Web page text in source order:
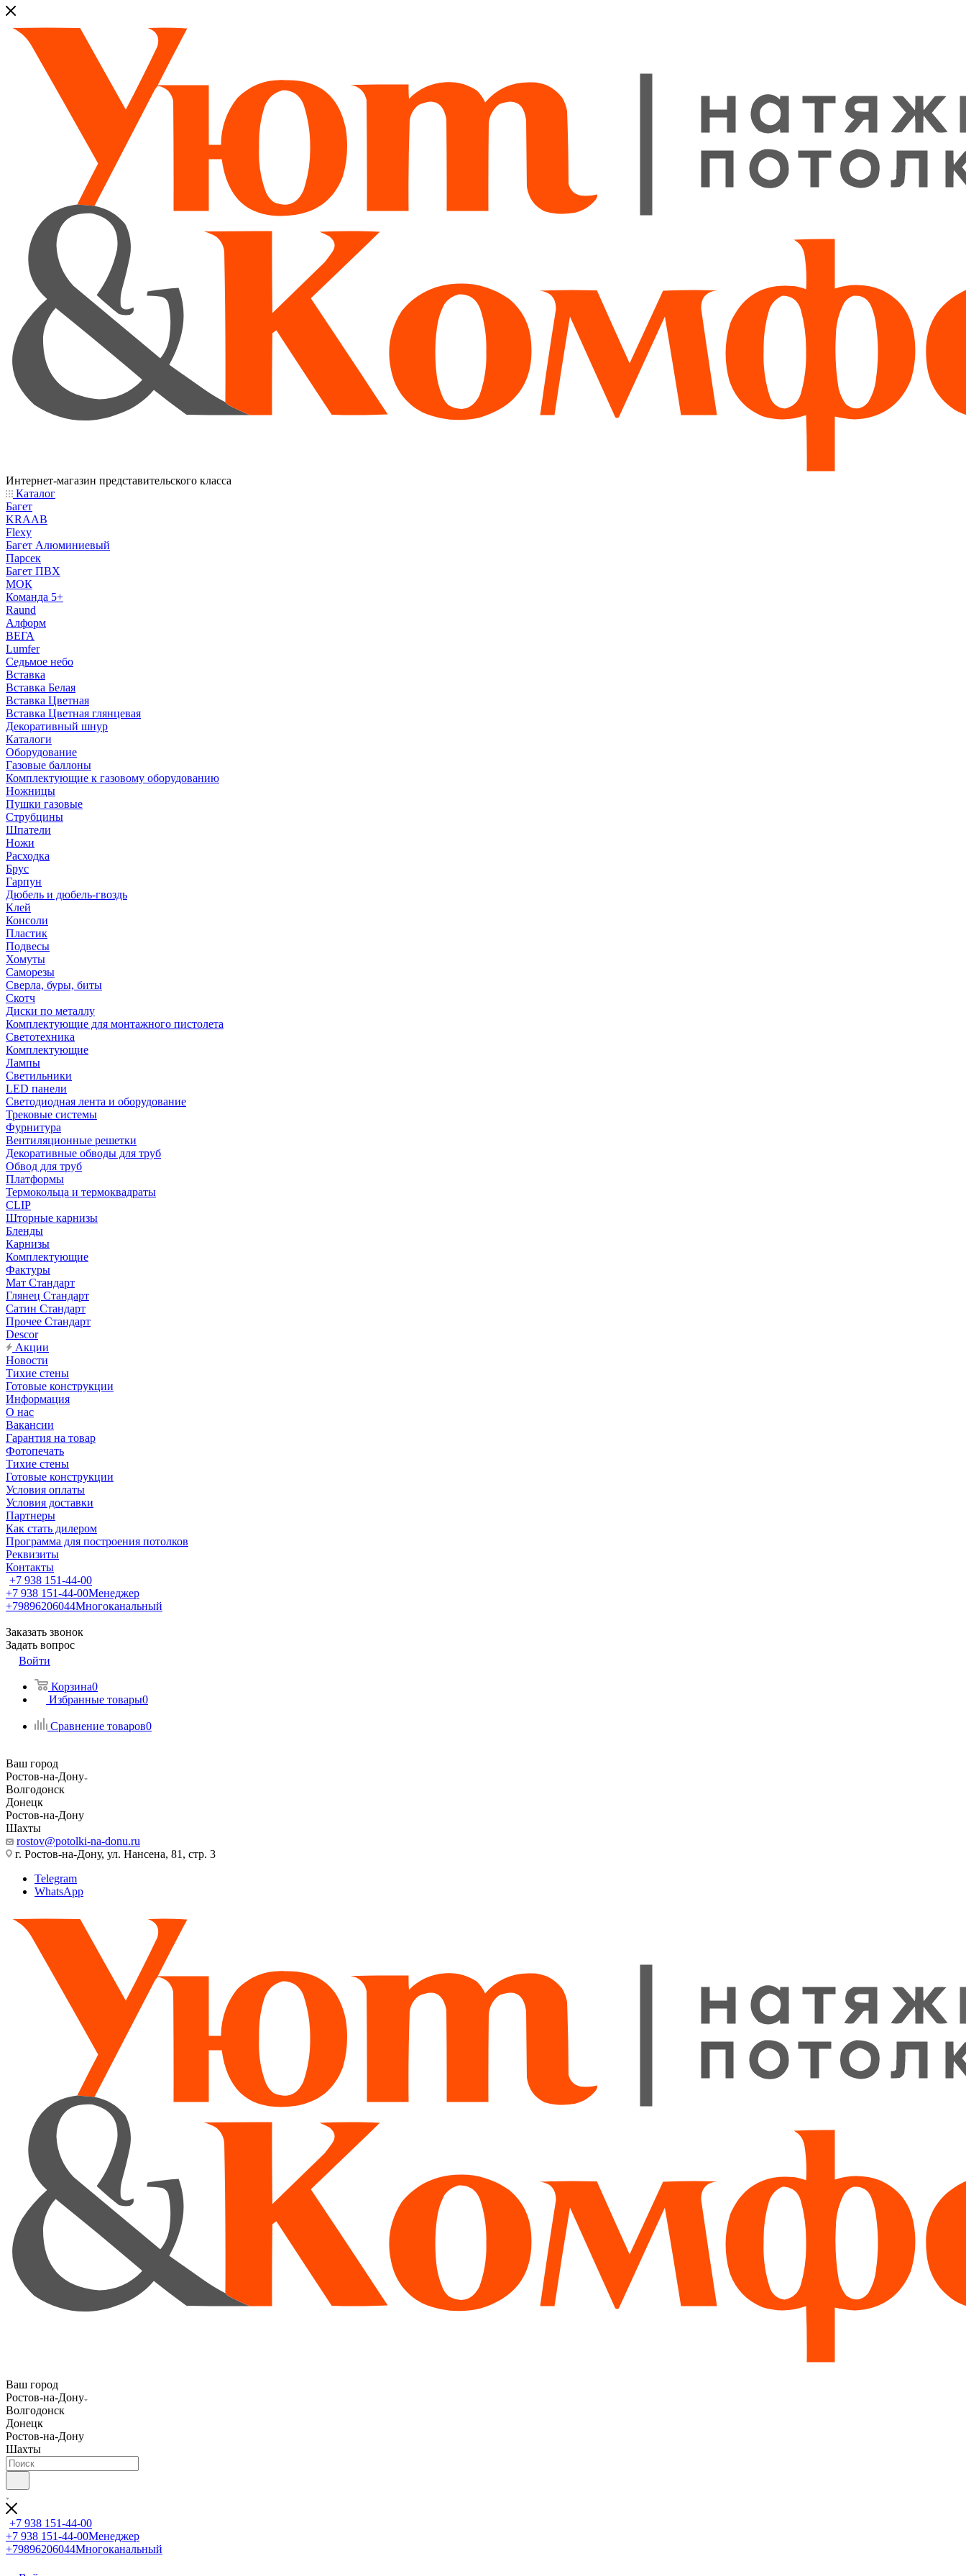
Интернет-магазин представительского класса
Каталог
Багет
KRAAB
Flexy
Багет Алюминиевый
Парсек
Багет ПВХ
МОК
Команда 5+
Raund
Алформ
ВЕГА
Lumfer
Седьмое небо
Вставка
Вставка Белая
Вставка Цветная
Вставка Цветная глянцевая
Декоративный шнур
Каталоги
Оборудование
Газовые баллоны
Комплектующие к газовому оборудованию
Ножницы
Пушки газовые
Струбцины
Шпатели
Ножи
Расходка
Брус
Гарпун
Дюбель и дюбель-гвоздь
Клей
Консоли
Пластик
Подвесы
Хомуты
Саморезы
Сверла, буры, биты
Скотч
Диски по металлу
Комплектующие для монтажного пистолета
Светотехника
Комплектующие
Лампы
Светильники
LED панели
Светодиодная лента и оборудование
Трековые системы
Фурнитура
Вентиляционные решетки
Декоративные обводы для труб
Обвод для труб
Платформы
Термокольца и термоквадраты
CLIP
Шторные карнизы
Бленды
Карнизы
Комплектующие
Фактуры
Мат Стандарт
Глянец Стандарт
Сатин Стандарт
Прочее Стандарт
Descor
Акции
Новости
Тихие стены
Готовые конструкции
Информация
О нас
Вакансии
Гарантия на товар
Фотопечать
Тихие стены
Готовые конструкции
Условия оплаты
Условия доставки
Партнеры
Как стать дилером
Программа для построения потолков
Реквизиты
Контакты
+7 938 151-44-00
+7 938 151-44-00Менеджер
+79896206044Многоканальный
Заказать звонок
Задать вопрос
Войти
Корзина0
Избранные товары0
Сравнение товаров0
Ваш город
Ростов-на-Дону
Волгодонск
Донецк
Ростов-на-Дону
Шахты
rostov@potolki-na-donu.ru
г. Ростов-на-Дону, ул. Нансена, 81, стр. 3
Telegram
WhatsApp
Ваш город
Ростов-на-Дону
Волгодонск
Донецк
Ростов-на-Дону
Шахты
+7 938 151-44-00
+7 938 151-44-00Менеджер
+79896206044Многоканальный